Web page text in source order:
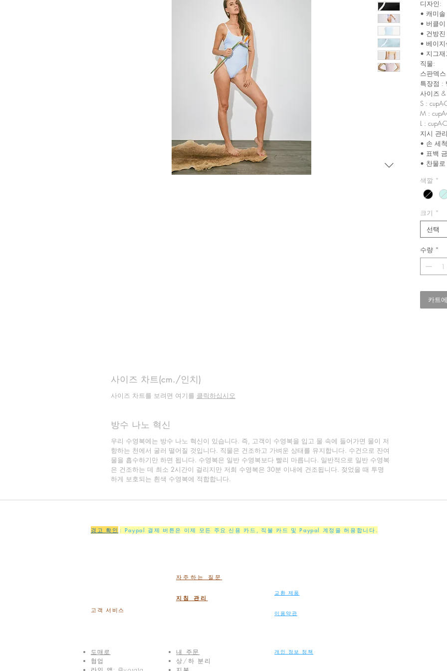
디자인:
• 캐미
• 버클
• 건방
• 베이
• 지그
직물:
스판덱
특장점 :
사이즈
S :
M :
L :
지시 관
• 손 세척
• 표백
• 찬물
색깔 *
크기 *
선택
수량 *
카트
사이즈 차트(cm./인치)
사이즈 차트를 보려면 여기를 클릭하십시오
방수 나노 혁신
우리 수영복에는 방수 나노 혁신이 있습니다. 즉, 고객이 수영복을 입고 물 속에 들어가면 물이 저
항하는 천에서 굴러 떨어질 것입니다. 직물은 건조하고 가벼운 상태를 유지합니다. 수건으로 잔여
물을 흡수하기만 하면 됩니다. 수영복은 일반 수영복보다 빨리 마릅니다. 일반적으로 일반 수영복
은 건조하는 데 최소 2시간이 걸리지만 저희 수영복은 30분 이내에 건조됩니다. 젖었을 때 투명
하게 보호되는 흰색 수영복에 적합합니다.
경고 확인 : Paypal 결제 버튼은 이제 모든 주요 신용 카드, 직불 카드 및 Paypal 계정을 허용합니다.
자주하는 질문
고객 서비스
지침 관리
교환 제품
이용약관
도매로
협업
내 주문
상/하 분리
개인 정보 정책